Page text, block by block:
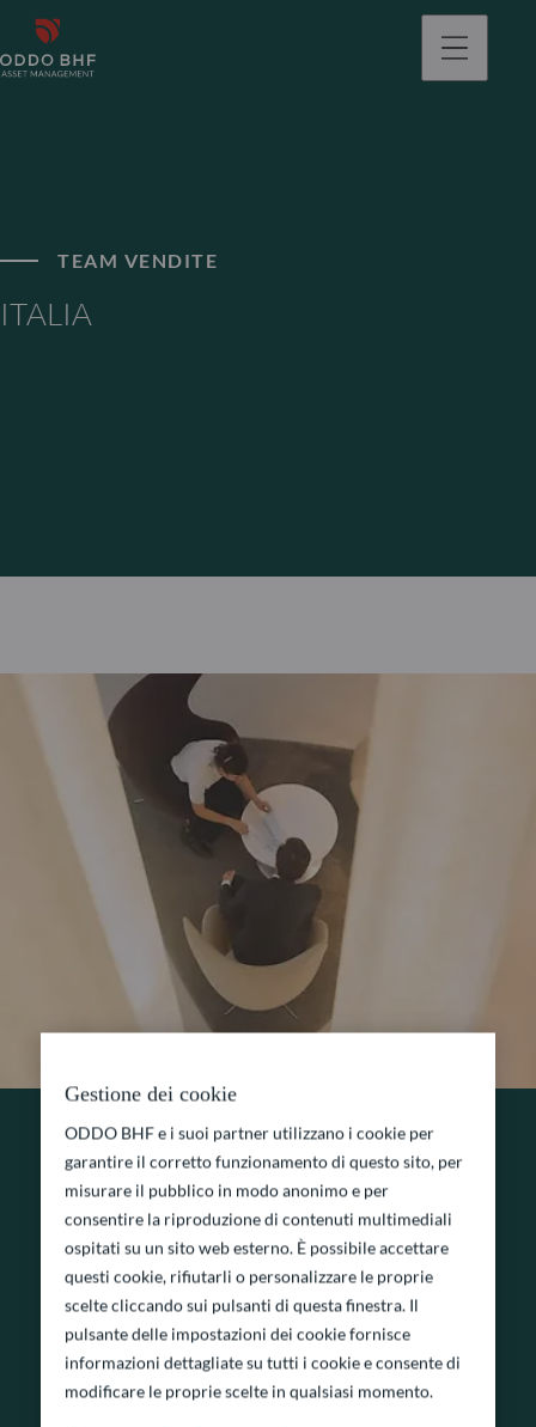
TEAM VENDITE
ITALIA
CLIENT SERVICE
Client service Milano
ODDO BHF AM SAS
Piazza del Liberty 2 20121 MILANO
+39 02 83 648 364
Gestione dei cookie
ODDO BHF e i suoi partner utilizzano i cookie per
garantire il corretto funzionamento di questo sito, per
misurare il pubblico in modo anonimo e per
consentire la riproduzione di contenuti multimediali
ospitati su un sito web esterno. È possibile accettare
questi cookie, rifiutarli o personalizzare le proprie
scelte cliccando sui pulsanti di questa finestra. Il
pulsante delle impostazioni dei cookie fornisce
informazioni dettagliate su tutti i cookie e consente di
modificare le proprie scelte in qualsiasi momento.